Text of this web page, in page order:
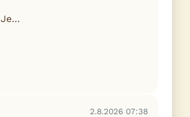
2.8.2026 07:38